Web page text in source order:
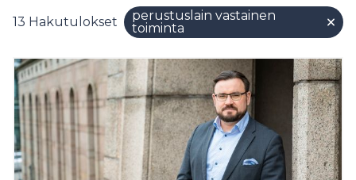
13 Hakutulokset
perustuslain vastainen
toiminta